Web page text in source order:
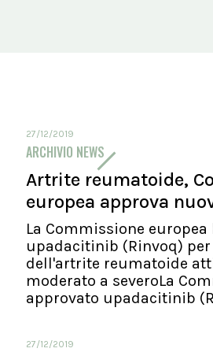
27/12/2019
ARCHIVIO NEWS
Artrite reumatoide,
europea approva
La Commissione
upadacitinib (Rinvoq)
dell'artrite reumatoide
moderato a severoLa
approvato upadacitinib
27/12/2019